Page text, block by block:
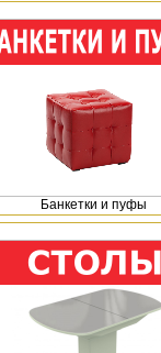
Банкетки и пуфы